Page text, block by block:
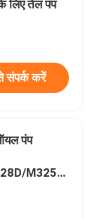
तेल पंप
संपर्क करें
पंप
M325D
3126E के